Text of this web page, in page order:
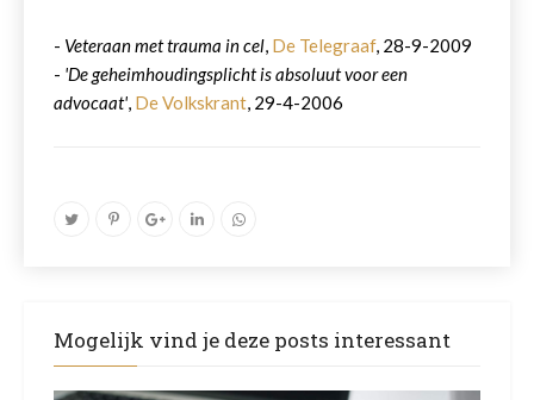
- Veteraan met trauma in cel, De Telegraaf, 28-9-2009
- 'De geheimhoudingsplicht is absoluut voor een
advocaat', De Volkskrant, 29-4-2006
Mogelijk vind je deze posts interessant